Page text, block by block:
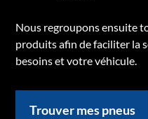
Nous regroupons ensuite
produits afin de faciliter la
besoins et votre véhicule.
Trouver mes pneus